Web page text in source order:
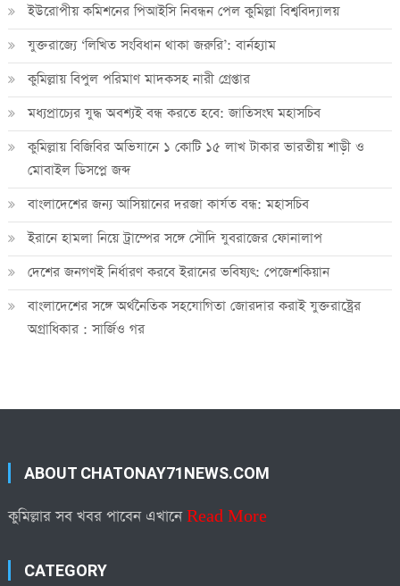
ইউরোপীয় কমিশনের পিআইসি নিবন্ধন পেল কুমিল্লা বিশ্ববিদ্যালয়
যুক্তরাজ্যে ‘লিখিত সংবিধান থাকা জরুরি’: বার্নহ্যাম
কুমিল্লায় বিপুল পরিমাণ মাদকসহ নারী গ্রেপ্তার
মধ্যপ্রাচ্যের যুদ্ধ অবশ্যই বন্ধ করতে হবে: জাতিসংঘ মহাসচিব
কুমিল্লায় বিজিবির অভিযানে ১ কোটি ১৫ লাখ টাকার ভারতীয় শাড়ী ও
মোবাইল ডিসপ্লে জব্দ
বাংলাদেশের জন্য আসিয়ানের দরজা কার্যত বন্ধ: মহাসচিব
ইরানে হামলা নিয়ে ট্রাম্পের সঙ্গে সৌদি যুবরাজের ফোনালাপ
দেশের জনগণই নির্ধারণ করবে ইরানের ভবিষ্যৎ: পেজেশকিয়ান
বাংলাদেশের সঙ্গে অর্থনৈতিক সহযোগিতা জোরদার করাই যুক্তরাষ্ট্রের
অগ্রাধিকার : সার্জিও গর
ABOUT CHATONAY71NEWS.COM
কুমিল্লার সব খবর পাবেন এখানেRead More
CATEGORY